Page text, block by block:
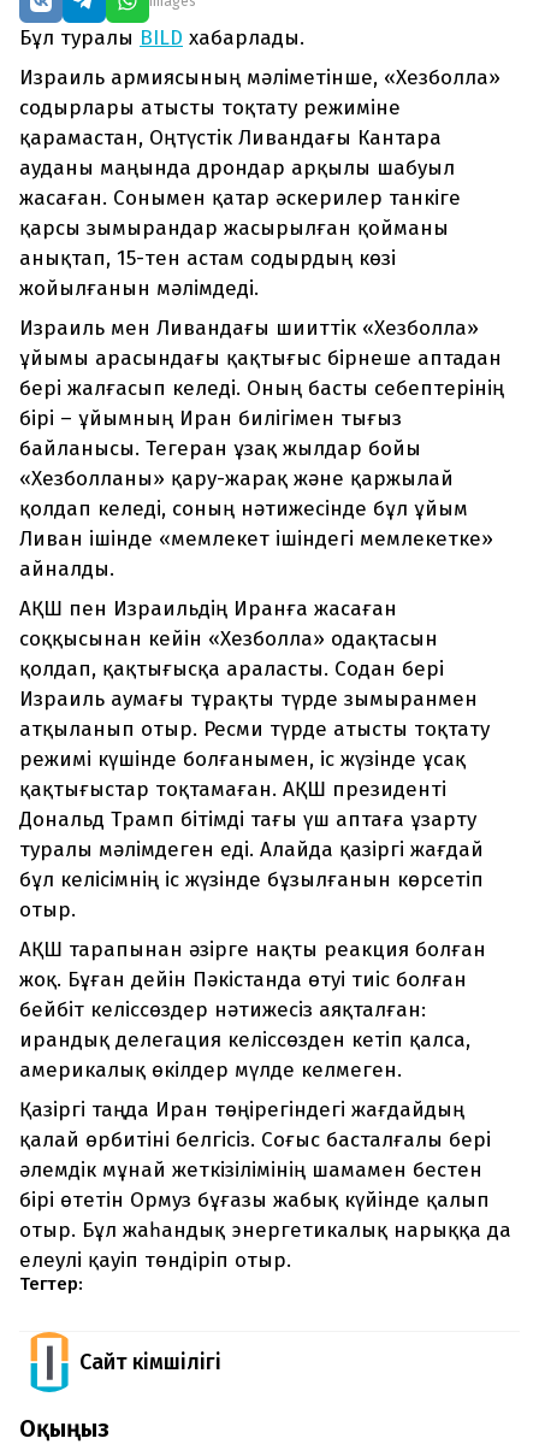
Бұл туралы BILD хабарлады.
Израиль армиясының мәліметінше, «Хезболла»
содырлары атысты тоқтату режиміне
қарамастан, Оңтүстік Ливандағы Кантара
ауданы маңында дрондар арқылы шабуыл
жасаған. Сонымен қатар әскерилер танкіге
қарсы зымырандар жасырылған қойманы
анықтап, 15-тен астам содырдың көзі
жойылғанын мәлімдеді.
Израиль мен Ливандағы шииттік «Хезболла»
ұйымы арасындағы қақтығыс бірнеше аптадан
бері жалғасып келеді. Оның басты себептерінің
бірі – ұйымның Иран билігімен тығыз
байланысы. Тегеран ұзақ жылдар бойы
«Хезболланы» қару-жарақ және қаржылай
қолдап келеді, соның нәтижесінде бұл ұйым
Ливан ішінде «мемлекет ішіндегі мемлекетке»
айналды.
АҚШ пен Израильдің Иранға жасаған
соққысынан кейін «Хезболла» одақтасын
қолдап, қақтығысқа араласты. Содан бері
Израиль аумағы тұрақты түрде зымыранмен
атқыланып отыр. Ресми түрде атысты тоқтату
режимі күшінде болғанымен, іс жүзінде ұсақ
қақтығыстар тоқтамаған. АҚШ президенті
Дональд Трамп бітімді тағы үш аптаға ұзарту
туралы мәлімдеген еді. Алайда қазіргі жағдай
бұл келісімнің іс жүзінде бұзылғанын көрсетіп
отыр.
АҚШ тарапынан әзірге нақты реакция болған
жоқ. Бұған дейін Пәкістанда өтуі тиіс болған
бейбіт келіссөздер нәтижесіз аяқталған:
ирандық делегация келіссөзден кетіп қалса,
америкалық өкілдер мүлде келмеген.
Қазіргі таңда Иран төңірегіндегі жағдайдың
қалай өрбитіні белгісіз. Соғыс басталғалы бері
әлемдік мұнай жеткізілімінің шамамен бестен
бірі өтетін Ормуз бұғазы жабық күйінде қалып
отыр. Бұл жаһандық энергетикалық нарыққа да
елеулі қауіп төндіріп отыр.
Тегтер:
Сайт Әкімшілігі
Оқыңыз